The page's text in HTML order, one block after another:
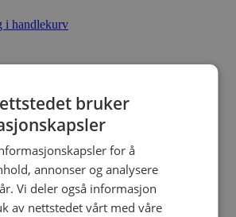
i handlekurv
2007 Kjeller bruker
for å
annonser og analysere
Vi deler også informasjon
av nettstedet vårt med våre